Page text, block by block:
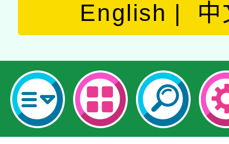
English 中